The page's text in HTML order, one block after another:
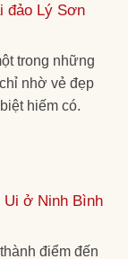
đảo Lý Sơn
trong những
nhờ vẻ đẹp
hiếm có.
Ui ở Ninh Bình
điểm đến